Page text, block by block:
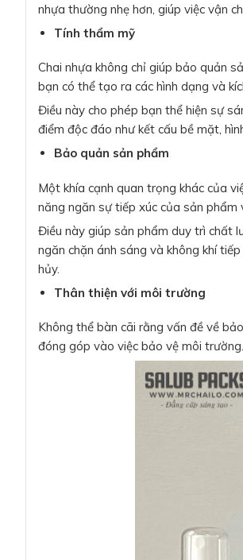
nhựa thường nhẹ hơn, giúp việc vận
Tính thẩm mỹ
Chai nhựa không chỉ giúp bảo quản
bạn có thể tạo ra các hình dạng và
Điều này cho phép bạn thể hiện sự
điểm độc đáo như kết cấu bề mặt,
Bảo quản sản phẩm
Một khía cạnh quan trọng khác của
năng ngăn sự tiếp xúc của sản phẩm
Điều này giúp sản phẩm duy trì chất
ngăn chặn ánh sáng và không khí
hủy.
Thân thiện với môi trường
Không thể bàn cãi rằng vấn đề về
đóng góp vào việc bảo vệ môi trường.